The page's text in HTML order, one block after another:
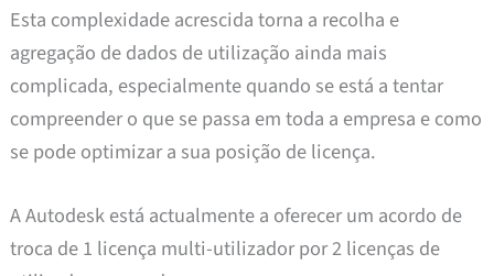
Esta complexidade acrescida torna a recolha e
agregação de dados de utilização ainda mais
complicada, especialmente quando se está a tentar
compreender o que se passa em toda a empresa e como
se pode optimizar a sua posição de licença.
A Autodesk está actualmente a oferecer um acordo de
troca de 1 licença multi-utilizador por 2 licenças de